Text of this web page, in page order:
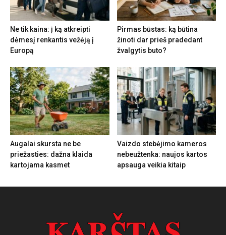
Ne tik kaina: į ką atkreipti
dėmesį renkantis vežėją į
Europą
Pirmas būstas: ką būtina
žinoti dar prieš pradedant
žvalgytis buto?
Augalai skursta ne be
priežasties: dažna klaida
kartojama kasmet
Vaizdo stebėjimo kameros
nebeužtenka: naujos kartos
apsauga veikia kitaip